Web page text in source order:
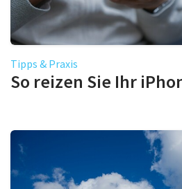
Tipps & Praxis
So reizen Sie Ihr